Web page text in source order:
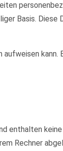
Basis. Diese
kann.
enthalten keine
Rechner